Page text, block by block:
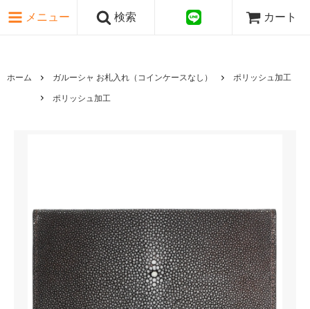
メニュー 検索 カート
ホーム ガルーシャ お札入れ（コインケースなし） ポリッシュ加工
ポリッシュ加工
ピンク・レッド系
ゴールド・シルバー系
国旗シリーズ
日本伝文様シリーズ